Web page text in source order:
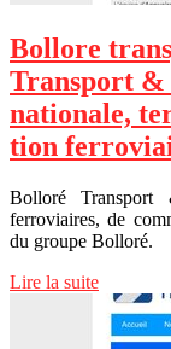
Bollore
Transport
nationa­le,
tion
Bolloré Transport
ferroviaires, de
du groupe Bolloré.
Lire la suite